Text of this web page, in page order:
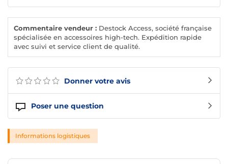
Donner votre avis
Poser une question
Commentaire vendeur : Destock Access, société française
spécialisée en accessoires high-tech. Expédition rapide
avec suivi et service client de qualité.
Informations logistiques